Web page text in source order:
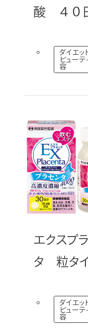
ウ
き
ま
す
法人のお客
酸 ４０
ダイエッ
ビューテ
容
エクスプ
タ 粒タ
ダイエッ
ビューテ
容